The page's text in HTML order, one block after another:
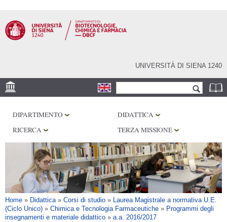
contenuto
principale
UNIVERSITÀ DI SIENA 1240
Form di ricerca
CENTRI DI RICERCA
LABORATORI
BIBLIOTECHE
SERVIZI
DIPARTIMENTO
DIDATTICA
RICERCA
TERZA MISSIONE
Tu sei qui
Home » Didattica» Corsi di studio » Laurea Magistrale a normativa U.E.
(Ciclo Unico) » Chimica e Tecnologia Farmaceutiche » Programmi degli
insegnamenti e materiale didattico » a.a. 2016/2017